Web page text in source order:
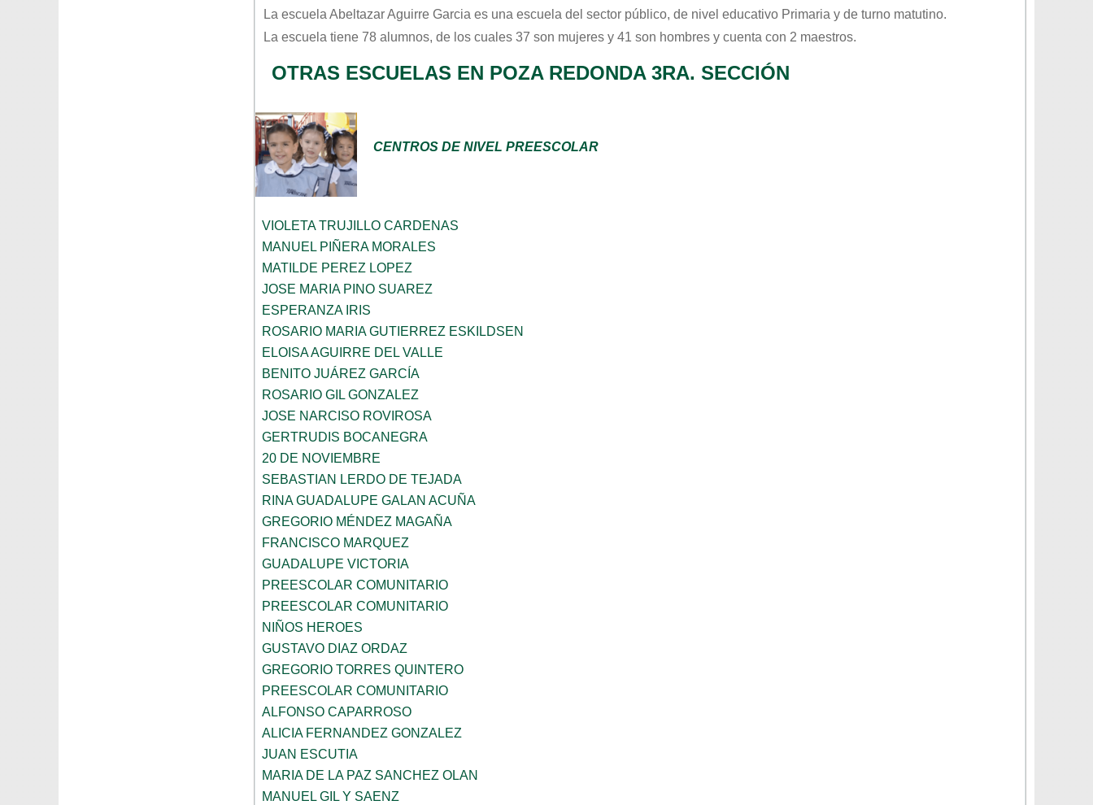
La escuela Abeltazar Aguirre Garcia es una escuela del sector público, de nivel educativo Primaria y de turno matutino.
La escuela tiene 78 alumnos, de los cuales 37 son mujeres y 41 son hombres y cuenta con 2 maestros.
OTRAS ESCUELAS EN POZA REDONDA 3RA. SECCIÓN
CENTROS DE NIVEL PREESCOLAR
VIOLETA TRUJILLO CARDENAS
MANUEL PIÑERA MORALES
MATILDE PEREZ LOPEZ
JOSE MARIA PINO SUAREZ
ESPERANZA IRIS
ROSARIO MARIA GUTIERREZ ESKILDSEN
ELOISA AGUIRRE DEL VALLE
BENITO JUÁREZ GARCÍA
ROSARIO GIL GONZALEZ
JOSE NARCISO ROVIROSA
GERTRUDIS BOCANEGRA
20 DE NOVIEMBRE
SEBASTIAN LERDO DE TEJADA
RINA GUADALUPE GALAN ACUÑA
GREGORIO MÉNDEZ MAGAÑA
FRANCISCO MARQUEZ
GUADALUPE VICTORIA
PREESCOLAR COMUNITARIO
PREESCOLAR COMUNITARIO
NIÑOS HEROES
GUSTAVO DIAZ ORDAZ
GREGORIO TORRES QUINTERO
PREESCOLAR COMUNITARIO
ALFONSO CAPARROSO
ALICIA FERNANDEZ GONZALEZ
JUAN ESCUTIA
MARIA DE LA PAZ SANCHEZ OLAN
MANUEL GIL Y SAENZ